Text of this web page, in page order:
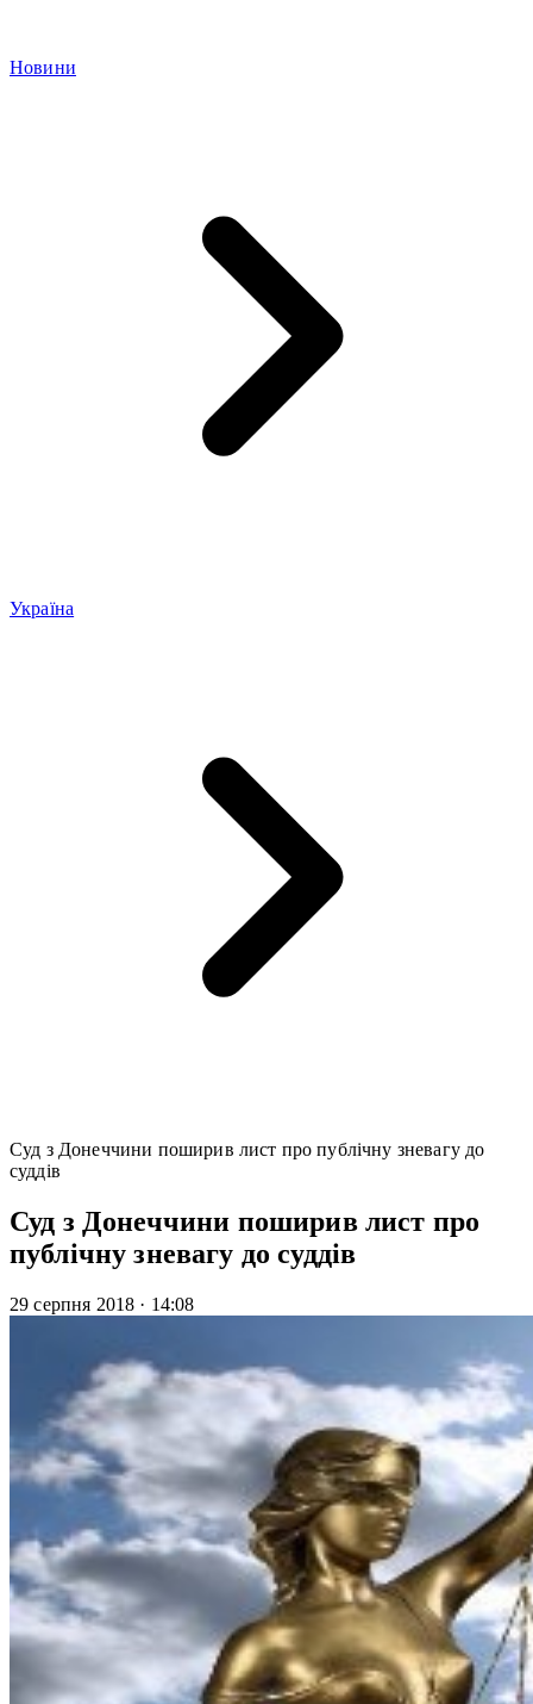
Новини
Україна
Суд з Донеччини поширив лист про публічну зневагу до
суддів
Суд з Донеччини поширив лист про
публічну зневагу до суддів
29 серпня 2018 · 14:08